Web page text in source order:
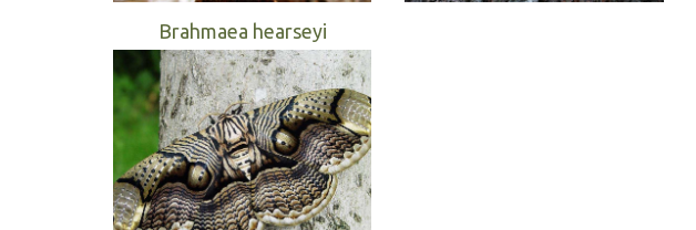
Brahmaea hearseyi